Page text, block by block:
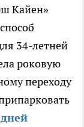
Кайен»
34-летней
роковую
переходу